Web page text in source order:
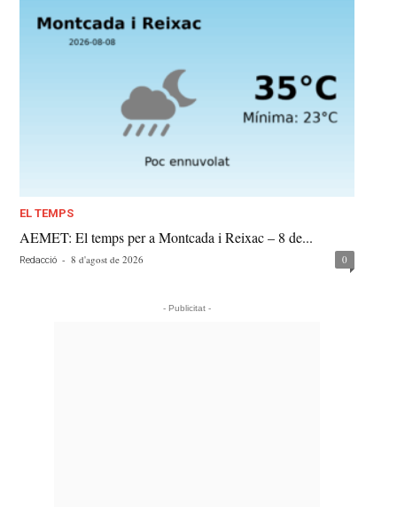
EL TEMPS
AEMET: El temps per a Montcada i Reixac – 8 de...
Redacció - 8 d'agost de 2026 0
- Publicitat -